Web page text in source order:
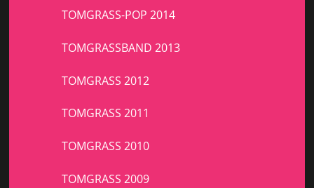
TOMGRASS-POP 2014
TOMGRASSBAND 2013
TOMGRASS 2012
TOMGRASS 2011
TOMGRASS 2010
TOMGRASS 2009